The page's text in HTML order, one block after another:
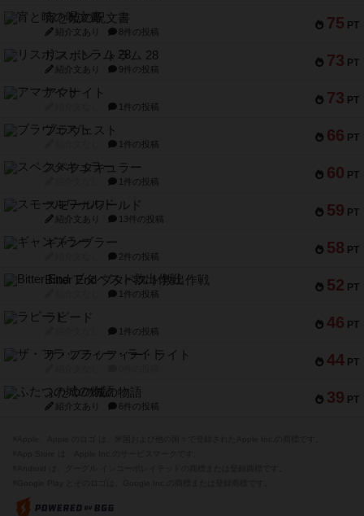
75 PT
宵と暁の呪文書
紹介文あり 8件の投稿
73 PT
リスボン・トラム 28
紹介文あり 9件の投稿
73 PT
アマナイト
1件の投稿
66 PT
ブラヴェスト
1件の投稿
60 PT
スペクタキュラー
1件の投稿
59 PT
スモールワールド
紹介文あり 13件の投稿
58 PT
ギャンブラー
2件の投稿
52 PT
Bitter End ブタペスト救出作戦
1件の投稿
46 PT
ラピード
1件の投稿
44 PT
ザ・フラッフィー・ライト
39 PT
ふたつの城の物語
紹介文あり 6件の投稿